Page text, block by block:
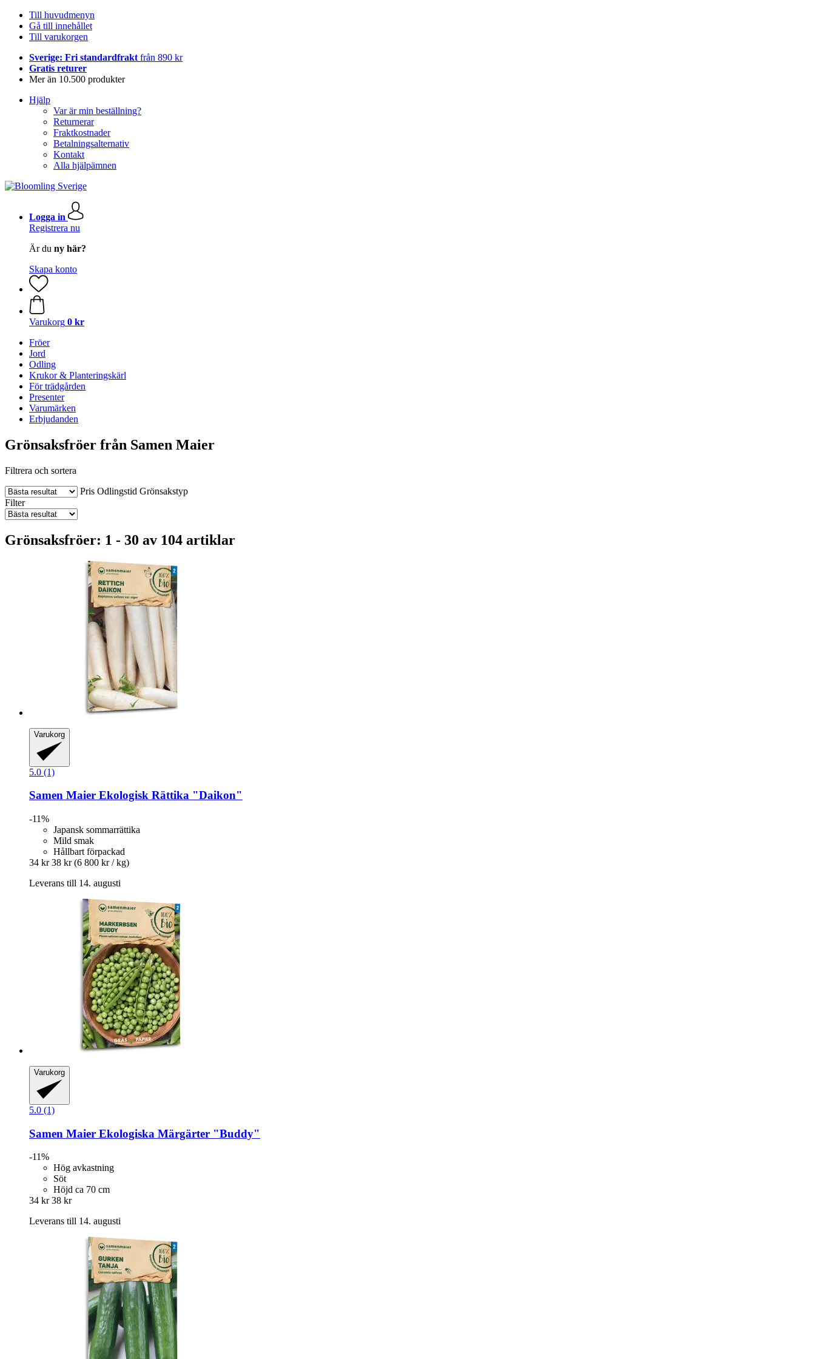
Till huvudmenyn
Gå till innehållet
Till varukorgen
Sverige: Fri standardfrakt från 890 kr
Gratis returer
Mer än 10.500 produkter
Hjälp
Var är min beställning?
Returnerar
Fraktkostnader
Betalningsalternativ
Kontakt
Alla hjälpämnen
Logga in
Registrera nu
Är du ny här?
Skapa konto
Varukorg 0 kr
Fröer
Jord
Odling
Krukor & Planteringskärl
För trädgården
Presenter
Varumärken
Erbjudanden
Grönsaksfröer från Samen Maier
Filtrera och sortera
Pris Odlingstid Grönsakstyp
Filter
Grönsaksfröer: 1 - 30 av 104 artiklar
Varukorg
5.0 (1)
Samen Maier Ekologisk Rättika "Daikon"
-11%
Japansk sommarrättika
Mild smak
Hållbart förpackad
34 kr 38 kr (6 800 kr / kg)
Leverans till 14. augusti
Varukorg
5.0 (1)
Samen Maier Ekologiska Märgärter "Buddy"
-11%
Hög avkastning
Söt
Höjd ca 70 cm
34 kr 38 kr
Leverans till 14. augusti